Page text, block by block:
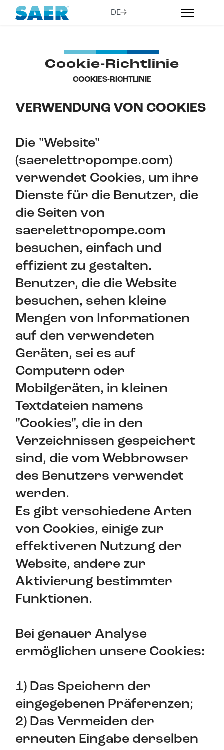
Cookie-Richtlinie
COOKIES-RICHTLINIE
VERWENDUNG VON COOKIES
Die "Website"
(saerelettropompe.com)
verwendet Cookies, um ihre
Dienste für die Benutzer, die
die Seiten von
saerelettropompe.com
besuchen, einfach und
effizient zu gestalten.
Benutzer, die die Website
besuchen, sehen kleine
Mengen von Informationen
auf den verwendeten
Geräten, sei es auf
Computern oder
Mobilgeräten, in kleinen
Textdateien namens
"Cookies", die in den
Verzeichnissen gespeichert
sind, die vom Webbrowser
des Benutzers verwendet
werden.
Es gibt verschiedene Arten
von Cookies, einige zur
effektiveren Nutzung der
Website, andere zur
Aktivierung bestimmter
Funktionen.
Bei genauer Analyse
ermöglichen unsere Cookies:
1) Das Speichern der
eingegebenen Präferenzen;
2) Das Vermeiden der
erneuten Eingabe derselben